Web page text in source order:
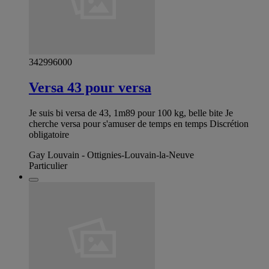
342996000
Versa 43 pour versa
Je suis bi versa de 43, 1m89 pour 100 kg, belle bite Je
cherche versa pour s'amuser de temps en temps Discrétion
obligatoire
Gay Louvain - Ottignies-Louvain-la-Neuve
Particulier